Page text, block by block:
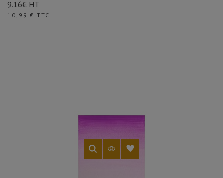
9.16€ HT
Prix
10,99 € TTC